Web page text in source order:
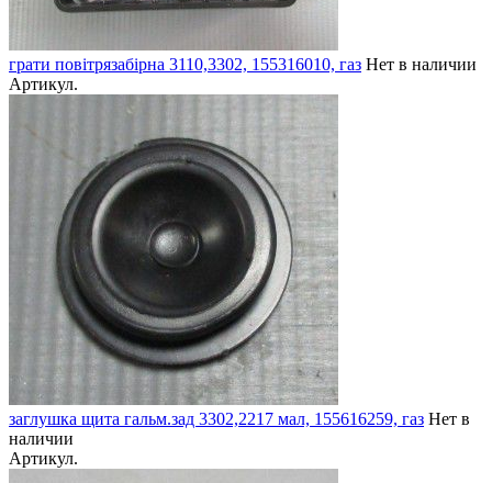
грати повітрязабірна 3110,3302, 155316010, газ Нет в наличии
Артикул.
заглушка щита гальм.зад 3302,2217 мал, 155616259, газ Нет в
наличии
Артикул.